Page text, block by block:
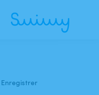
Enregistrer